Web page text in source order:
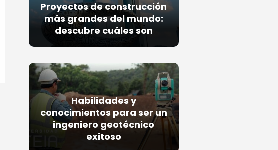
Proyectos de construcción
más grandes del mundo:
descubre cuáles son
Habilidades y
conocimientos para ser un
ingeniero geotécnico
exitoso